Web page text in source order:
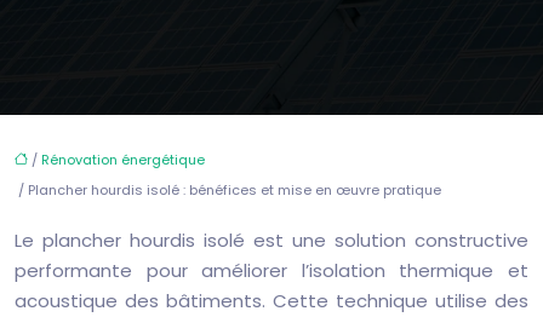
/ Rénovation énergétique
/ Plancher hourdis isolé : bénéfices et mise en œuvre pratique
Le plancher hourdis isolé est une solution constructive
performante pour améliorer l’isolation thermique et
acoustique des bâtiments. Cette technique utilise des